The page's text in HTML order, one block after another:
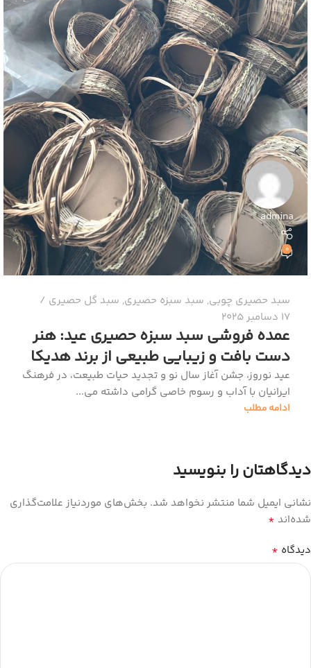
admina
0
سبد حصیری چوبی, سبد سبزه حصیری, سبد گل حصیری
17 دسامبر 2025
عمده فروشی سبد سبزه حصیری عید: هنر
دست بافت و زیبایی طبیعی از برند هدیکا
عید نوروز، جشن آغاز سال نو و تجدید حیات طبیعت، در فرهنگ
ایرانیان با آداب و رسوم خاصی گرامی داشته می‌...
ادامه مطلب
دیدگاهتان را بنویسید
نشانی ایمیل شما منتشر نخواهد شد. بخش‌های موردنیاز علامت‌گذاری
شده‌اند *
دیدگاه *